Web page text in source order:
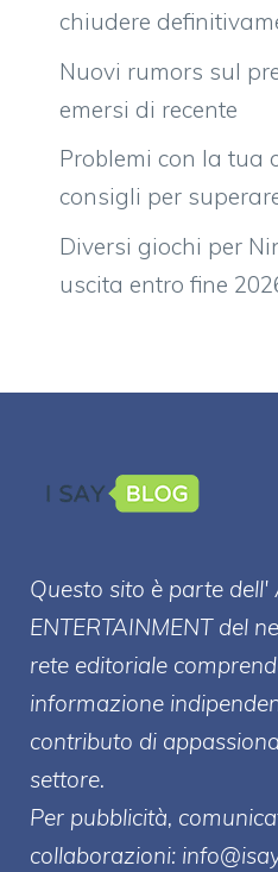
chiudere
Nuovi rumors sul
emersi di recente
Problemi con la tua
consigli per
Diversi giochi per
uscita entro fine
Questo sito è parte dell'
ENTERTAINMENT del
rete editoriale
informazione
contributo di
settore.
Per pubblicità,
collaborazioni: